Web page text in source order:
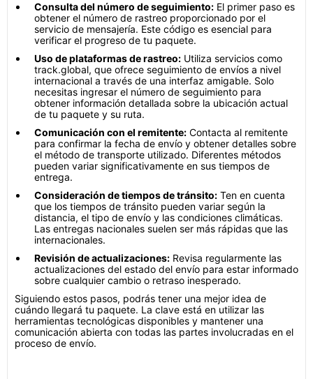
Consulta del número de seguimiento: El primer paso es
obtener el número de rastreo proporcionado por el
servicio de mensajería. Este código es esencial para
verificar el progreso de tu paquete.
Uso de plataformas de rastreo: Utiliza servicios como
track.global, que ofrece seguimiento de envíos a nivel
internacional a través de una interfaz amigable. Solo
necesitas ingresar el número de seguimiento para
obtener información detallada sobre la ubicación actual
de tu paquete y su ruta.
Comunicación con el remitente: Contacta al remitente
para confirmar la fecha de envío y obtener detalles sobre
el método de transporte utilizado. Diferentes métodos
pueden variar significativamente en sus tiempos de
entrega.
Consideración de tiempos de tránsito: Ten en cuenta
que los tiempos de tránsito pueden variar según la
distancia, el tipo de envío y las condiciones climáticas.
Las entregas nacionales suelen ser más rápidas que las
internacionales.
Revisión de actualizaciones: Revisa regularmente las
actualizaciones del estado del envío para estar informado
sobre cualquier cambio o retraso inesperado.
Siguiendo estos pasos, podrás tener una mejor idea de
cuándo llegará tu paquete. La clave está en utilizar las
herramientas tecnológicas disponibles y mantener una
comunicación abierta con todas las partes involucradas en el
proceso de envío.